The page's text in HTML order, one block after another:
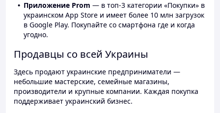
Приложение Prom — в топ-3 категории «Покупки» в
украинском App Store и имеет более 10 млн загрузок
в Google Play. Покупайте со смартфона где и когда
угодно.
Продавцы со всей Украины
Здесь продают украинские предприниматели —
небольшие мастерские, семейные магазины,
производители и крупные компании. Каждая покупка
поддерживает украинский бизнес.